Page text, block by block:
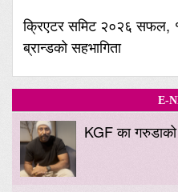
क्रिएटर समिट २०२६ सफल,
ब्रान्डको सहभागिता
E-
KGF का